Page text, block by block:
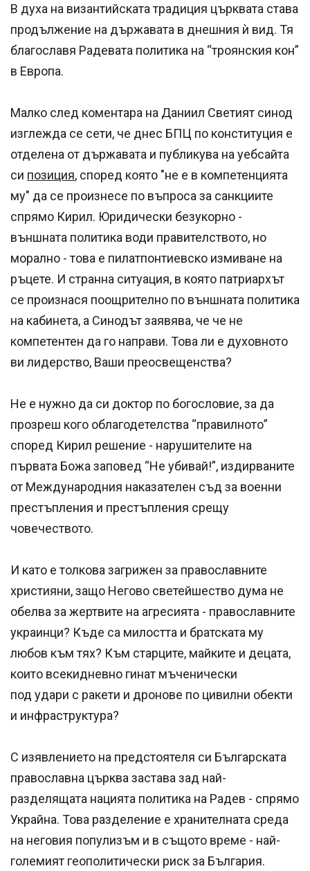
В духа на византийската традиция църквата става
продължение на държавата в днешния ѝ вид. Тя
благославя Радевата политика на “троянския кон”
в Европа.
Малко след коментара на Даниил Светият синод
изглежда се сети, че днес БПЦ по конституция е
отделена от държавата и публикува на уебсайта
си позиция, според която "не е в компетенцията
му" да се произнесе по въпроса за санкциите
спрямо Кирил. Юридически безукорно -
външната политика води правителството, но
морално - това е пилатпонтиевско измиване на
ръцете. И странна ситуация, в която патриархът
се произнася поощрително по външната политика
на кабинета, а Синодът заявява, че че не
компетентен да го направи. Това ли е духовното
ви лидерство, Ваши преосвещенства?
Не е нужно да си доктор по богословие, за да
прозреш кого облагодетелства “правилното”
според Кирил решение - нарушителите на
първата Божа заповед “Не убивай!”, издирваните
от Международния наказателен съд за военни
престъпления и престъпления срещу
човечеството.
И като е толкова загрижен за православните
християни, защо Негово светейшество дума не
обелва за жертвите на агресията - православните
украинци? Къде са милостта и братската му
любов към тях? Към старците, майките и децата,
които всекидневно гинат мъченически
под удари с ракети и дронове по цивилни обекти
и инфраструктура?
С изявлението на предстоятеля си Българската
православна църква застава зад най-
разделящата нацията политика на Радев - спрямо
Украйна. Това разделение е хранителната среда
на неговия популизъм и в същото време - най-
големият геополитически риск за България.